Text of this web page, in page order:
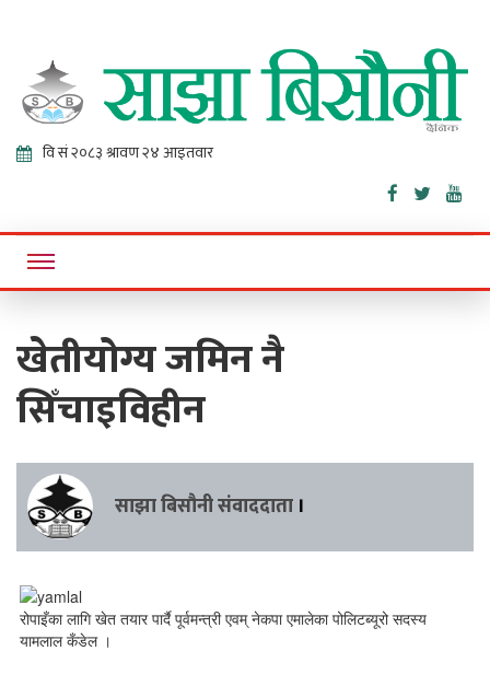
Sajha
Bisaunee
Online News Portal
खेतीयोग्य जमिन नै
सिँचाइविहीन
साझा बिसौनी संवाददाता ।
रोपाइँका लागि खेत तयार पार्दै पूर्वमन्त्री एवम् नेकपा एमालेका पोलिटब्यूरो सदस्य
यामलाल कँडेल ।